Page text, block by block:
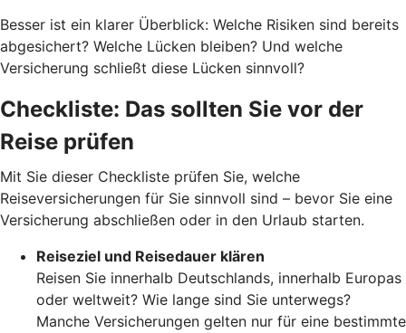
Besser ist ein klarer Überblick: Welche Risiken sind bereits
abgesichert? Welche Lücken bleiben? Und welche
Versicherung schließt diese Lücken sinnvoll?
Checkliste: Das sollten Sie vor der
Reise prüfen
Mit Sie dieser Checkliste prüfen Sie, welche
Reiseversicherungen für Sie sinnvoll sind – bevor Sie eine
Versicherung abschließen oder in den Urlaub starten.
Reiseziel und Reisedauer klären
Reisen Sie innerhalb Deutschlands, innerhalb Europas
oder weltweit? Wie lange sind Sie unterwegs?
Manche Versicherungen gelten nur für eine bestimmte